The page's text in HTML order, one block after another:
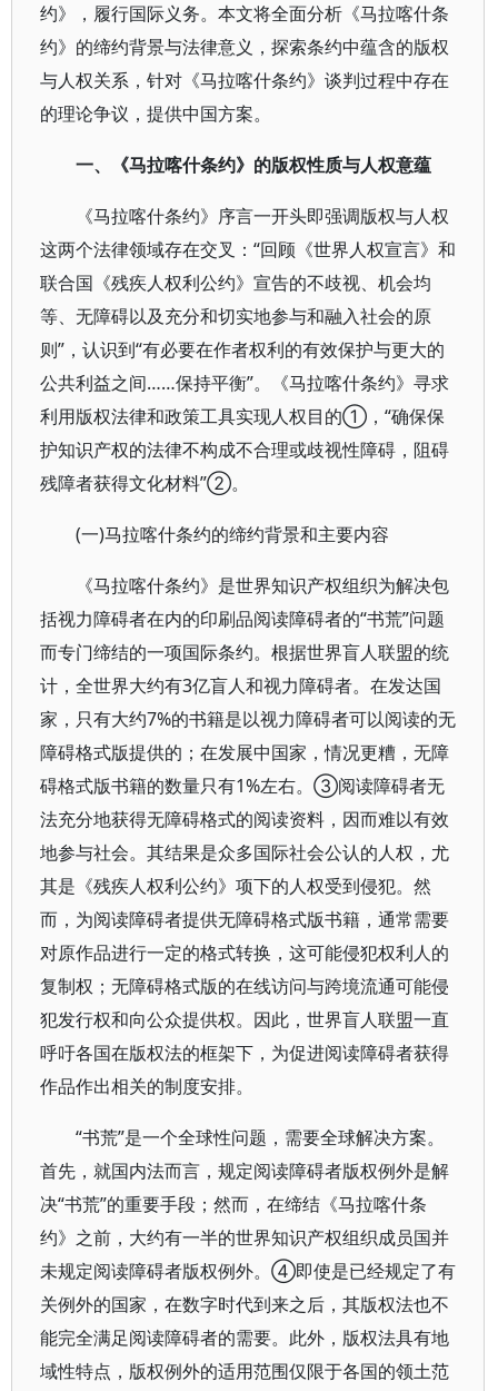
约》，履行国际义务。本文将全面分析《马拉喀什条
约》的缔约背景与法律意义，探索条约中蕴含的版权
与人权关系，针对《马拉喀什条约》谈判过程中存在
的理论争议，提供中国方案。
一、《马拉喀什条约》的版权性质与人权意蕴
《马拉喀什条约》序言一开头即强调版权与人权
这两个法律领域存在交叉：“回顾《世界人权宣言》和
联合国《残疾人权利公约》宣告的不歧视、机会均
等、无障碍以及充分和切实地参与和融入社会的原
则”，认识到“有必要在作者权利的有效保护与更大的
公共利益之间……保持平衡”。《马拉喀什条约》寻求
利用版权法律和政策工具实现人权目的①，“确保保
护知识产权的法律不构成不合理或歧视性障碍，阻碍
残障者获得文化材料”②。
(一)马拉喀什条约的缔约背景和主要内容
《马拉喀什条约》是世界知识产权组织为解决包
括视力障碍者在内的印刷品阅读障碍者的“书荒”问题
而专门缔结的一项国际条约。根据世界盲人联盟的统
计，全世界大约有3亿盲人和视力障碍者。在发达国
家，只有大约7%的书籍是以视力障碍者可以阅读的无
障碍格式版提供的；在发展中国家，情况更糟，无障
碍格式版书籍的数量只有1%左右。③阅读障碍者无
法充分地获得无障碍格式的阅读资料，因而难以有效
地参与社会。其结果是众多国际社会公认的人权，尤
其是《残疾人权利公约》项下的人权受到侵犯。然
而，为阅读障碍者提供无障碍格式版书籍，通常需要
对原作品进行一定的格式转换，这可能侵犯权利人的
复制权；无障碍格式版的在线访问与跨境流通可能侵
犯发行权和向公众提供权。因此，世界盲人联盟一直
呼吁各国在版权法的框架下，为促进阅读障碍者获得
作品作出相关的制度安排。
“书荒”是一个全球性问题，需要全球解决方案。
首先，就国内法而言，规定阅读障碍者版权例外是解
决“书荒”的重要手段；然而，在缔结《马拉喀什条
约》之前，大约有一半的世界知识产权组织成员国并
未规定阅读障碍者版权例外。④即使是已经规定了有
关例外的国家，在数字时代到来之后，其版权法也不
能完全满足阅读障碍者的需要。此外，版权法具有地
域性特点，版权例外的适用范围仅限于各国的领土范